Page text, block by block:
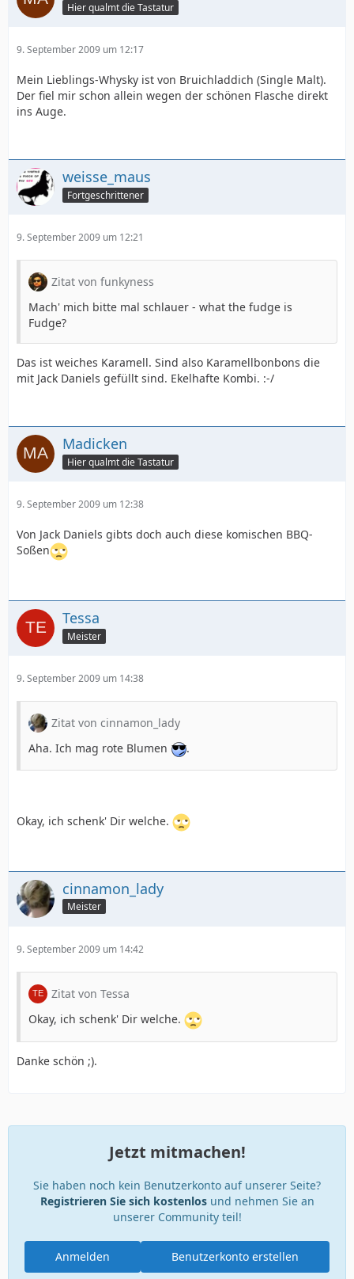
Hier qualmt die Tastatur
9. September 2009 um 12:17
Mein Lieblings-Whysky ist von Bruichladdich (Single Malt).
Der fiel mir schon allein wegen der schönen Flasche direkt
ins Auge.
weisse_maus
Fortgeschrittener
9. September 2009 um 12:21
Zitat von funkyness
Mach' mich bitte mal schlauer - what the fudge is
Fudge?
Das ist weiches Karamell. Sind also Karamellbonbons die
mit Jack Daniels gefüllt sind. Ekelhafte Kombi. :-/
Madicken
Hier qualmt die Tastatur
9. September 2009 um 12:38
Von Jack Daniels gibts doch auch diese komischen BBQ-
Soßen
Tessa
Meister
9. September 2009 um 14:38
Zitat von cinnamon_lady
Aha. Ich mag rote Blumen
.
Okay, ich schenk' Dir welche.
cinnamon_lady
Meister
9. September 2009 um 14:42
Zitat von Tessa
Okay, ich schenk' Dir welche.
Danke schön ;).
Jetzt mitmachen!
Sie haben noch kein Benutzerkonto auf unserer Seite?
Registrieren Sie sich kostenlosund nehmen Sie an
unserer Community teil!
Benutzerkonto erstellen
Anmelden